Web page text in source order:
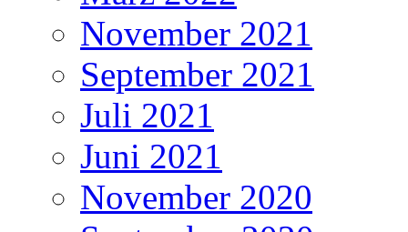
November 2021
September 2021
Juli 2021
Juni 2021
November 2020